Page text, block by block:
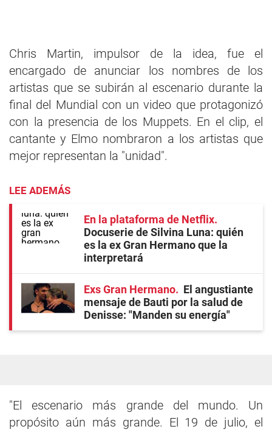
Chris Martin, impulsor de la idea, fue el
encargado de anunciar los nombres de los
artistas que se subirán al escenario durante la
final del Mundial con un video que protagonizó
con la presencia de los Muppets. En el clip, el
cantante y Elmo nombraron a los artistas que
mejor representan la "unidad".
LEE ADEMÁS
En la plataforma de Netflix
Docuserie de Silvina Luna: quién
es la ex Gran Hermano que la
interpretará
Exs Gran Hermano
El angustiante
mensaje de Bauti por la salud de
Denisse: "Manden su energía"
"El escenario más grande del mundo. Un
propósito aún más grande. El 19 de julio, el